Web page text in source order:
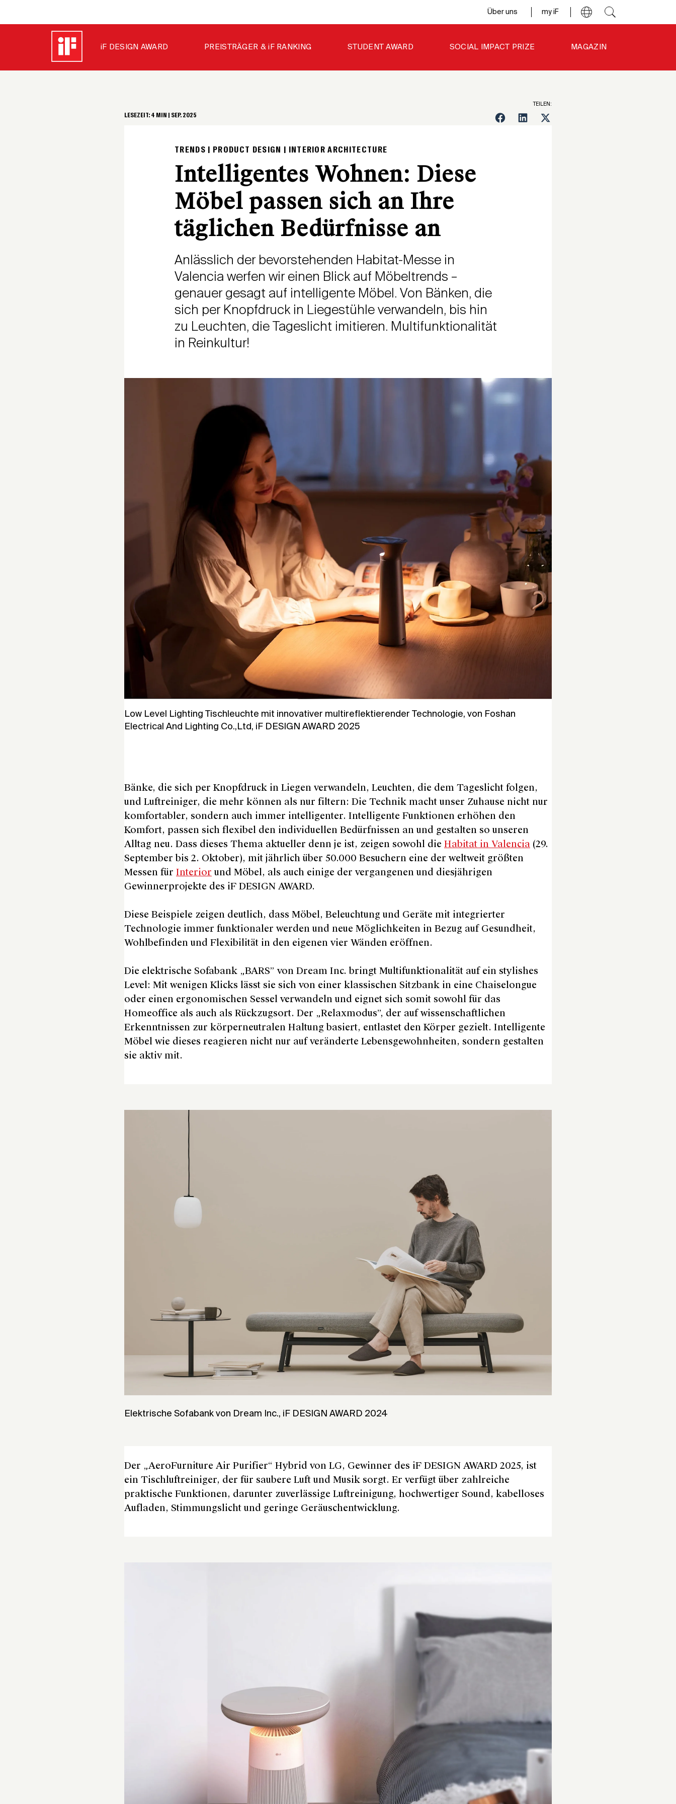
Über uns my iF
iF DESIGN AWARD PREISTRÄGER & iF RANKING STUDENT AWARD SOCIAL IMPACT PRIZE MAGAZIN
LESEZEIT: 4 MIN | SEP. 2025
TEILEN:
TRENDS | PRODUCT DESIGN | INTERIOR ARCHITECTURE
Intelligentes Wohnen: Diese
Möbel passen sich an Ihre
täglichen Bedürfnisse an
Anlässlich der bevorstehenden Habitat-Messe in
Valencia werfen wir einen Blick auf Möbeltrends –
genauer gesagt auf intelligente Möbel. Von Bänken, die
sich per Knopfdruck in Liegestühle verwandeln, bis hin
zu Leuchten, die Tageslicht imitieren. Multifunktionalität
in Reinkultur!
Low Level Lighting Tischleuchte mit innovativer multireflektierender Technologie, von Foshan
Electrical And Lighting Co.,Ltd, iF DESIGN AWARD 2025
Bänke, die sich per Knopfdruck in Liegen verwandeln, Leuchten, die dem Tageslicht folgen,
und Luftreiniger, die mehr können als nur filtern: Die Technik macht unser Zuhause nicht nur
komfortabler, sondern auch immer intelligenter. Intelligente Funktionen erhöhen den
Komfort, passen sich flexibel den individuellen Bedürfnissen an und gestalten so unseren
Alltag neu. Dass dieses Thema aktueller denn je ist, zeigen sowohl die Habitat in Valencia (29.
September bis 2. Oktober), mit jährlich über 50.000 Besuchern eine der weltweit größten
Messen für Interior und Möbel, als auch einige der vergangenen und diesjährigen
Gewinnerprojekte des iF DESIGN AWARD.
Diese Beispiele zeigen deutlich, dass Möbel, Beleuchtung und Geräte mit integrierter
Technologie immer funktionaler werden und neue Möglichkeiten in Bezug auf Gesundheit,
Wohlbefinden und Flexibilität in den eigenen vier Wänden eröffnen.
Die elektrische Sofabank „BARS” von Dream Inc. bringt Multifunktionalität auf ein stylishes
Level: Mit wenigen Klicks lässt sie sich von einer klassischen Sitzbank in eine Chaiselongue
oder einen ergonomischen Sessel verwandeln und eignet sich somit sowohl für das
Homeoffice als auch als Rückzugsort. Der „Relaxmodus”, der auf wissenschaftlichen
Erkenntnissen zur körperneutralen Haltung basiert, entlastet den Körper gezielt. Intelligente
Möbel wie dieses reagieren nicht nur auf veränderte Lebensgewohnheiten, sondern gestalten
sie aktiv mit.
Elektrische Sofabank von Dream Inc., iF DESIGN AWARD 2024
Der „AeroFurniture Air Purifier“ Hybrid von LG, Gewinner des iF DESIGN AWARD 2025, ist
ein Tischluftreiniger, der für saubere Luft und Musik sorgt. Er verfügt über zahlreiche
praktische Funktionen, darunter zuverlässige Luftreinigung, hochwertiger Sound, kabelloses
Aufladen, Stimmungslicht und geringe Geräuschentwicklung.